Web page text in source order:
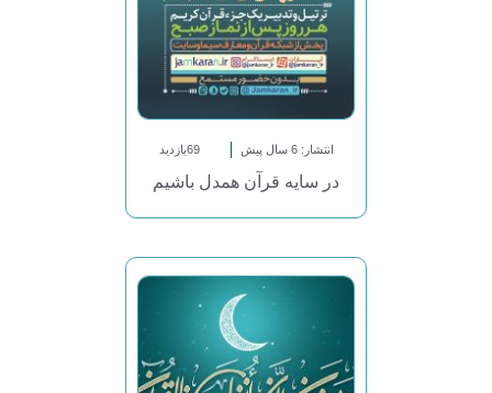
انتشار: 6 سال پیش 69بازدید
در سایه قرآن همدل باشیم